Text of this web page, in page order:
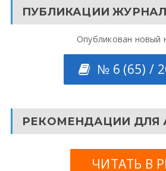
ПУБЛИКАЦИИ
Опубликован новый
№ 6 (65) /
РЕКОМЕНДАЦИИ ДЛЯ
ЧИТАТЬ В